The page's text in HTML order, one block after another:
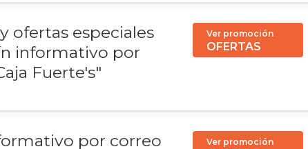
ofertas especiales
informativo por
Fuerte's"
Ver promoción
OFERTAS
por correo
Ver promoción